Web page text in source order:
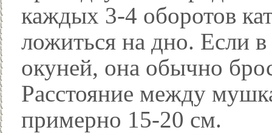
каждых 3-4 оборотов
ложиться на дно. Если в
окуней, она обычно
Расстояние между
примерно 15-20 см.